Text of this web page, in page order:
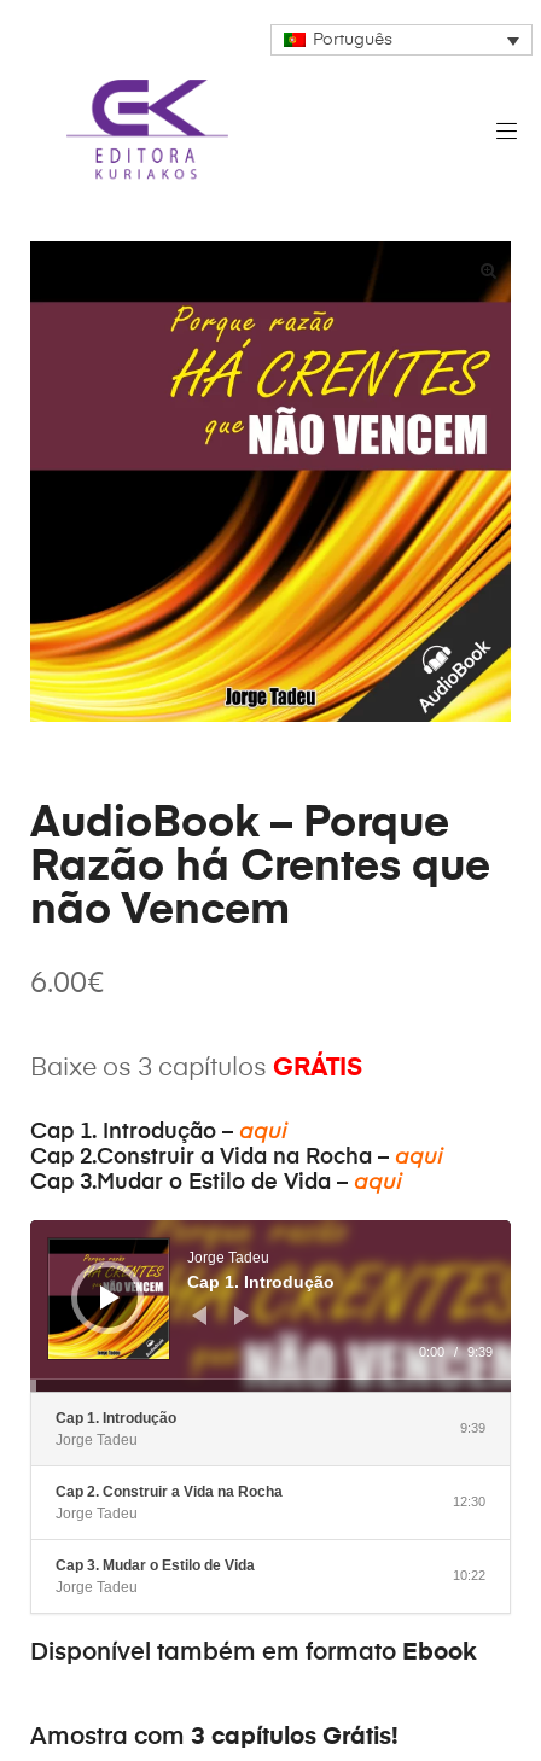
Português
AudioBook – Porque
Razão há Crentes que
não Vencem
6.00€
Baixe os 3 capítulos GRÁTIS
Cap 1. Introdução – aqui
Cap 2.Construir a Vida na Rocha – aqui
Cap 3.Mudar o Estilo de Vida – aqui
Reprodutor
áudio
Jorge Tadeu
Cap 1. Introdução
0:00 / 9:39
Cap 1. Introdução
Jorge Tadeu
9:39
Cap 2. Construir a Vida na Rocha
Jorge Tadeu
12:30
Cap 3. Mudar o Estilo de Vida
Jorge Tadeu
10:22
Disponível também em formato Ebook
Amostra com 3 capítulos Grátis!